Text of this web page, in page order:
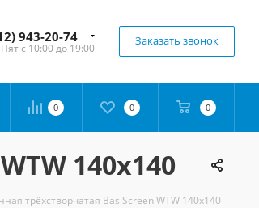
943-20-74
с 10:00 до 19:00
Заказать звонок
0 0 0
140х140
трёхстворчатая Bas Screen WTW 140х140